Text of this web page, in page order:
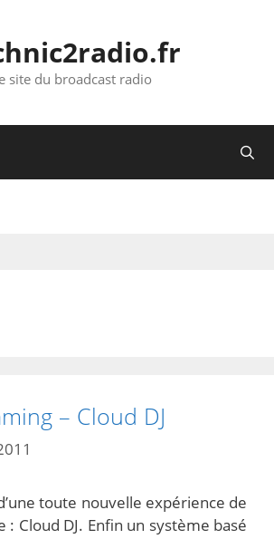
site du broadcast radio
– Cloud DJ
toute nouvelle expérience de
: Cloud DJ. Enfin un système basé